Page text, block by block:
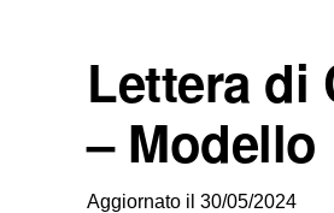
Stampare
Lettera di
– Modello
Aggiornato il 30/05/2024